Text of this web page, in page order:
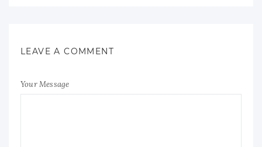
LEAVE A COMMENT
Your Message